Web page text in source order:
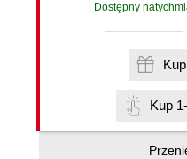
Dostępny
Kup